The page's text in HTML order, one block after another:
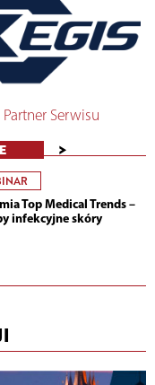
Partner Serwisu
>
Top Medical Trends –
infekcyjne skóry